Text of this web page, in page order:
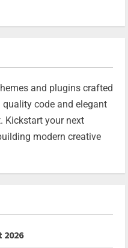
and plugins crafted
code and elegant
Kickstart your next
modern creative
2026